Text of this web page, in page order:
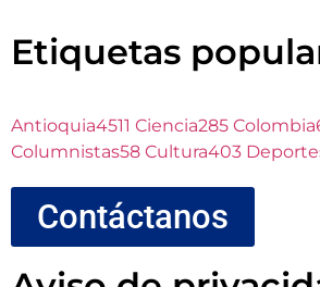
Etiquetas
Antioquia4511 Ciencia285 Colombia
Columnistas58 Cultura403
Contáctanos